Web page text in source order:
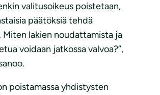
valitusoikeus poistetaan,
päätöksiä tehdä
lakien noudattamista ja
voidaan jatkossa valvoa?”,
poistamassa yhdistysten